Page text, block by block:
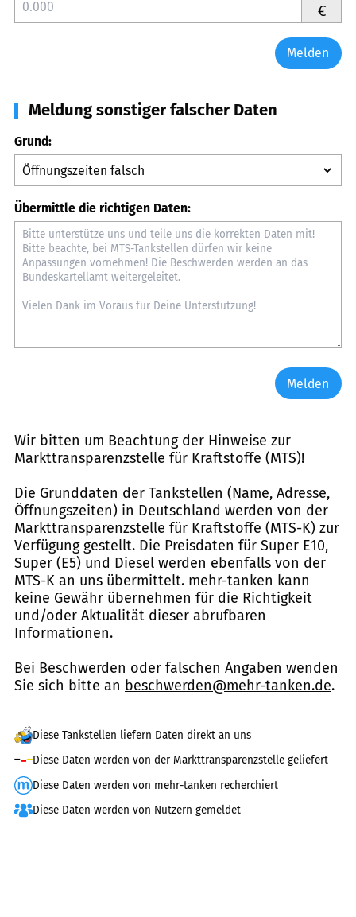
€
Melden
Meldung sonstiger falscher Daten
Grund:
Übermittle die richtigen Daten:
Melden
Wir bitten um Beachtung der Hinweise zur
Markttransparenzstelle für Kraftstoffe (MTS)!
Die Grunddaten der Tankstellen (Name, Adresse,
Öffnungszeiten) in Deutschland werden von der
Markttransparenzstelle für Kraftstoffe (MTS-K) zur
Verfügung gestellt. Die Preisdaten für Super E10,
Super (E5) und Diesel werden ebenfalls von der
MTS-K an uns übermittelt. mehr-tanken kann
keine Gewähr übernehmen für die Richtigkeit
und/oder Aktualität dieser abrufbaren
Informationen.
Bei Beschwerden oder falschen Angaben wenden
Sie sich bitte an beschwerden@mehr-tanken.de.
Diese Tankstellen liefern Daten direkt an uns
Diese Daten werden von der Markttransparenzstelle geliefert
Diese Daten werden von mehr-tanken recherchiert
Diese Daten werden von Nutzern gemeldet